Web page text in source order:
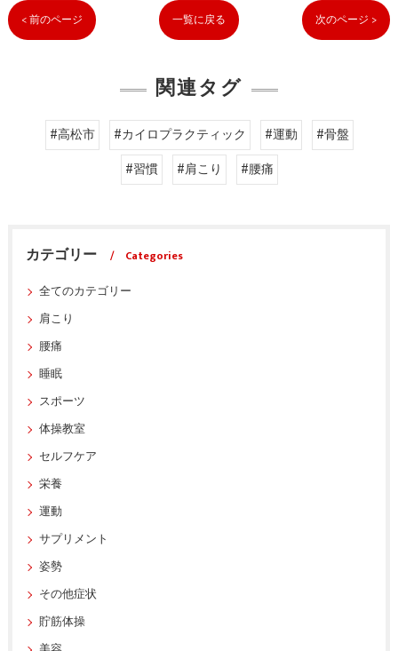
< 前のページ 一覧に戻る 次のページ >
関連タグ
#高松市 #カイロプラクティック #運動
#骨盤
#習慣
#肩こり #腰痛
カテゴリー
Categories
全てのカテゴリー
肩こり
腰痛
睡眠
スポーツ
体操教室
セルフケア
栄養
運動
サプリメント
姿勢
その他症状
貯筋体操